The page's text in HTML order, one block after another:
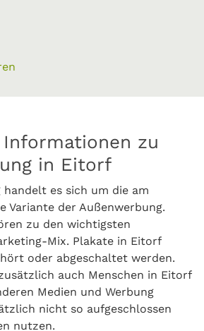
zu
in Eitorf
handelt es sich um die am
Variante der Außenwerbung.
zu den wichtigsten
Mix. Plakate in Eitorf
oder abgeschaltet werden.
auch Menschen in Eitorf
Medien und Werbung
nicht so aufgeschlossen
nutzen.